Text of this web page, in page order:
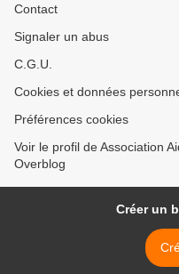
Contact
Signaler un abus
C.G.U.
Cookies et données
Préférences cookies
Voir le profil de Association
Overblog
Créer un